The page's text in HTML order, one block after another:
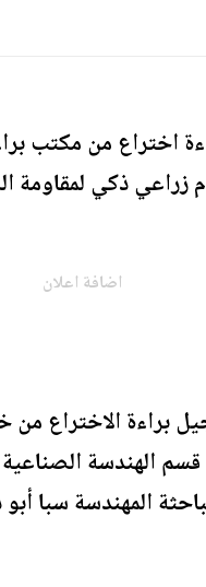
اختراع من مكتب
اضافة اعلان
براءة الاختراع
قسم الهندسة
المهندسة سبا